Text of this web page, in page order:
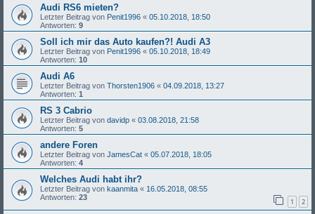
Audi RS6 mieten?
Letzter Beitrag von Penit1996 « 05.10.2018, 18:50
Antworten: 9
Soll ich mir das Auto kaufen?! Audi A3
Letzter Beitrag von Penit1996 « 05.10.2018, 18:49
Antworten: 10
Audi A6
Letzter Beitrag von Thorsten1906 « 04.09.2018, 13:27
Antworten: 1
RS 3 Cabrio
Letzter Beitrag von davidp « 03.08.2018, 21:58
Antworten: 5
andere Foren
Letzter Beitrag von JamesCat « 05.07.2018, 18:05
Antworten: 4
Welches Audi habt ihr?
Letzter Beitrag von kaanmita « 16.05.2018, 08:55
Antworten: 23 1 2